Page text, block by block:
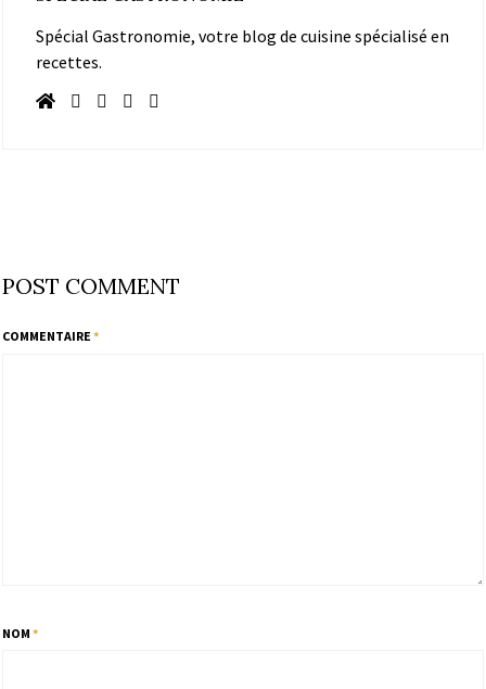
Spécial Gastronomie, votre blog de cuisine spécialisé en
recettes.
POST COMMENT
COMMENTAIRE *
NOM *